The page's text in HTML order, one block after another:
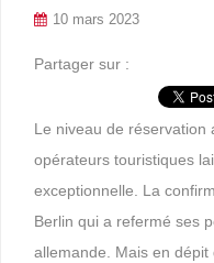
10 mars 2023
Partager sur :
Le niveau de réservation
opérateurs touristiques
exceptionnelle. La
Berlin qui a refermé ses
allemande. Mais en dépit